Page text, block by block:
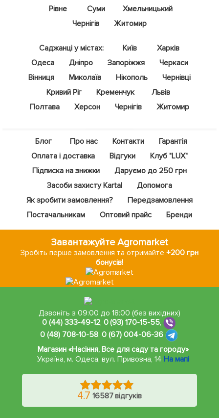
Рівне
Суми
Хмельницький
Чернігів
Житомир
Саджанці у містах: Київ
Харків
Одеса
Дніпро Запоріжжя
Черкаси
Вінниця
Миколаїв Нікополь
Чернівці
Кривий Ріг
Кременчук
Львів
Полтава
Херсон Чернігів Житомир
Блог Про нас Контакти
Гарантія
Оплата і доставка
Відгуки
Клуб "LUX"
Підписка на знижки
Даруємо до 250 грн
Засоби захисту Kartal
Допомога
Як зробити замовлення?
Передзамовлення
Постачальникам
Оптовий прайс Бренди
Завантажуйте Agromarket
Зробіть перше замовлення та отримайте+200 грн
бонусів!
Дзвоніть з 09:00 до 18:00 (без вихідних)
0 (44) 333-49-12, 0 (93) 170-15-55,
0 (48) 708-10-58, 0 (67) 004-06-36
Магазин «Насіння, Все для саду та городу»
Україна, м. Одеса,вул. Привозна, 14 На мапі
4.7 16587 відгуків